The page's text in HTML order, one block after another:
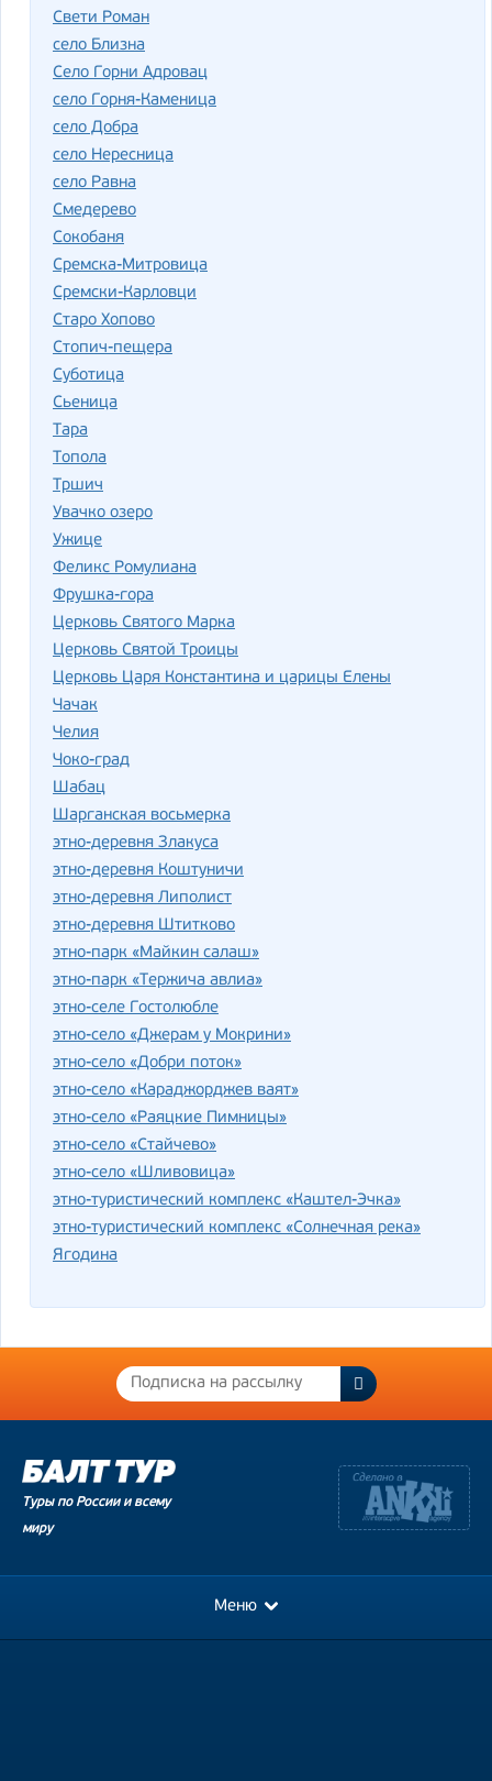
Свети Роман
село Близна
Село Горни Адровац
село Горня-Каменица
село Добра
село Нересница
село Равна
Смедерево
Сокобаня
Сремска-Митровица
Сремски-Карловци
Старо Хопово
Стопич-пещера
Суботица
Сьеница
Тара
Топола
Тршич
Увачко озеро
Ужице
Феликс Ромулиана
Фрушка-гора
Церковь Святого Марка
Церковь Святой Троицы
Церковь Царя Константина и царицы Елены
Чачак
Челия
Чоко-град
Шабац
Шарганская восьмерка
этно-деревня Злакуса
этно-деревня Коштуничи
этно-деревня Липолист
этно-деревня Штитково
этно-парк «Майкин салаш»
этно-парк «Тержича авлиа»
этно-селе Гостолюбле
этно-село «Джерам у Мокрини»
этно-село «Добри поток»
этно-село «Караджорджев ваят»
этно-село «Раяцкие Пимницы»
этно-село «Стайчево»
этно-село «Шливовица»
этно-туристический комплекс «Каштел-Эчка»
этно-туристический комплекс «Солнечная река»
Ягодина
Туры по России и всему
миру
Меню